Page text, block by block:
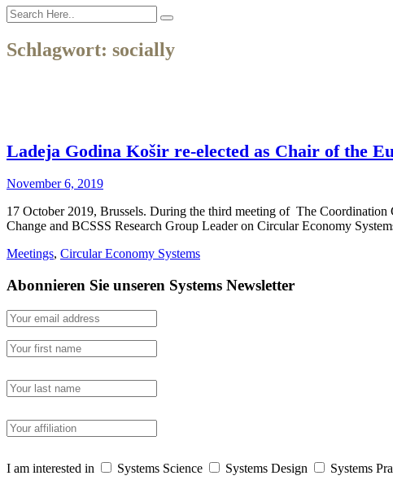
Schlagwort: socially
Ladeja Godina Košir re-elected as Chair of the
November 6, 2019
17 October 2019, Brussels. During the third meeting of The
Change and BCSSS Research Group Leader on Circular Economy
Meetings, Circular Economy Systems
Abonnieren Sie unseren Systems Newsletter
I am interested in Systems Science Systems Design Systems